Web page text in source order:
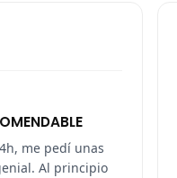
me pedí unas
Al principio